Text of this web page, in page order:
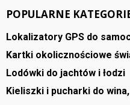
POPULARNE
Lokalizatory GPS do
Kartki okolicznościowe
Lodówki do jachtów i łodzi
Kieliszki i pucharki do